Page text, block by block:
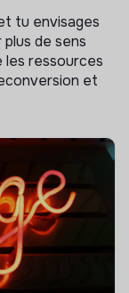
tu envisages
de sens
les ressources
et